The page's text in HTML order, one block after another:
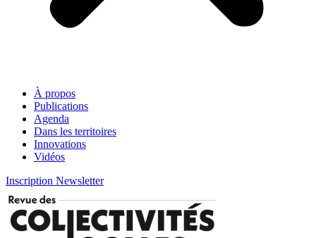
À propos
Publications
Agenda
Dans les territoires
Innovations
Vidéos
Inscription Newsletter